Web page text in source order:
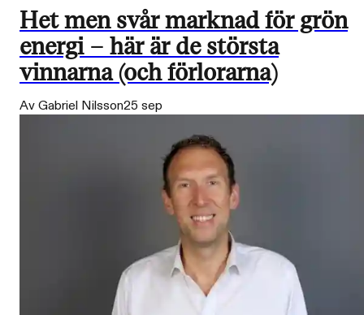
Het men svår marknad för grön
energi – här är de största
vinnarna (och förlorarna)
Av Gabriel Nilsson25 sep